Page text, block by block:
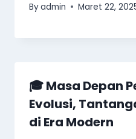
Byadmin Maret 22,
🎓 Masa Depan
Evolusi,
di Era Modern